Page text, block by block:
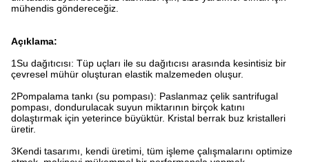
mühendis göndereceğiz.
Açıklama:
1Su dağıtıcısı: Tüp uçları ile su dağıtıcısı arasında kesintisiz bir
çevresel mühür oluşturan elastik malzemeden oluşur.
2Pompalama tankı (su pompası): Paslanmaz çelik santrifugal
pompası, dondurulacak suyun miktarının birçok katını
dolaştırmak için yeterince büyüktür. Kristal berrak buz kristalleri
üretir.
3Kendi tasarımı, kendi üretimi, tüm işleme çalışmalarını optimize